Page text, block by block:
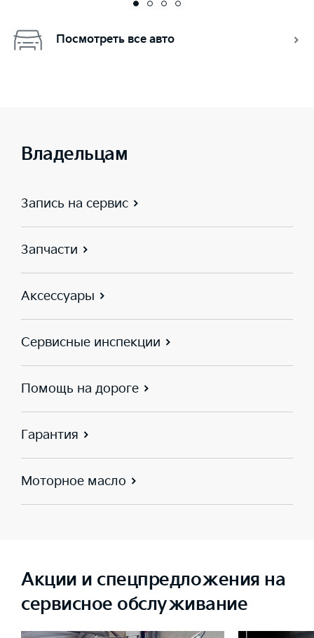
Посмотреть все авто
Владельцам
Запись на сервис
Запчасти
Аксессуары
Сервисные инспекции
Помощь на дороге
Гарантия
Моторное масло
Акции и спецпредложения на
сервисное обслуживание